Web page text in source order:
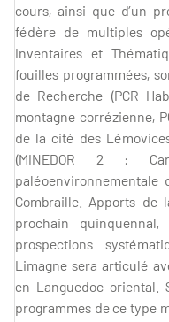
cours, ainsi que d’un
fédère de multiples
Inventaires et
fouilles programmées,
de Recherche (PCR
montagne corrézienne,
de la cité des
(MINEDOR 2 :
paléoenvironnementale
Combraille. Apports
prochain
prospections
Limagne sera articulé
en Languedoc oriental.
programmes de ce type